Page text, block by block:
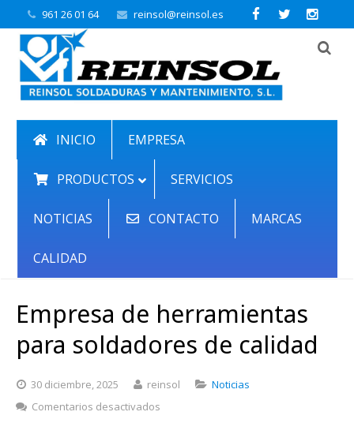
961 26 01 64 reinsol@reinsol.es
INICIO EMPRESA
PRODUCTOS SERVICIOS
NOTICIAS CONTACTO MARCAS
CALIDAD
Empresa de herramientas
para soldadores de calidad
30 diciembre, 2025 reinsol
Noticias
Comentarios desactivados